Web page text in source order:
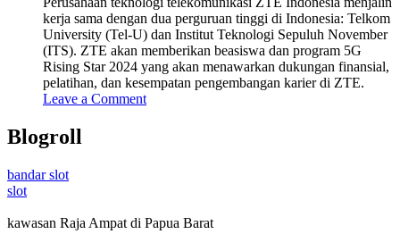
kerja sama dengan dua perguruan tinggi di Indonesia: Telkom
University (Tel-U) dan Institut Teknologi Sepuluh November
(ITS). ZTE akan memberikan beasiswa dan program 5G
Rising Star 2024 yang akan menawarkan dukungan finansial,
pelatihan, dan kesempatan pengembangan karier di ZTE.
Leave a Comment
Blogroll
bandar slot
slot
kawasan Raja Ampat di Papua Barat